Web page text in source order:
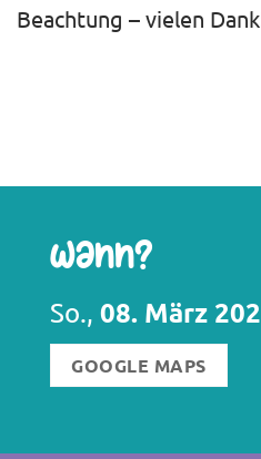
Beachtung – vielen
Wann?
So., 08. März
GOOGLE MAPS